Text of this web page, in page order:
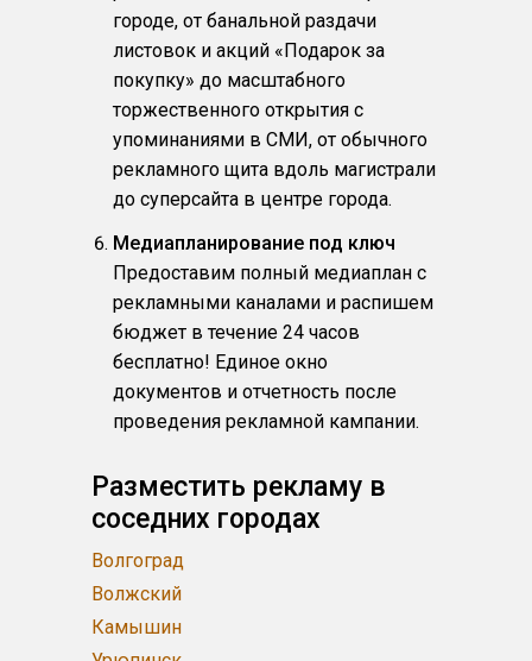
городе, от банальной раздачи
листовок и акций «Подарок за
покупку» до масштабного
торжественного открытия с
упоминаниями в СМИ, от обычного
рекламного щита вдоль магистрали
до суперсайта в центре города.
Медиапланирование под ключ
Предоставим полный медиаплан с
рекламными каналами и распишем
бюджет в течение 24 часов
бесплатно! Единое окно
документов и отчетность после
проведения рекламной кампании.
Разместить рекламу в
соседних городах
Волгоград
Волжский
Камышин